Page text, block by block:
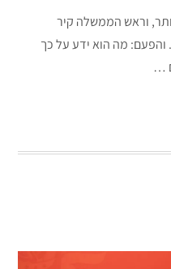
וראש הממשלה קיר
מה הוא ידע על כך
…